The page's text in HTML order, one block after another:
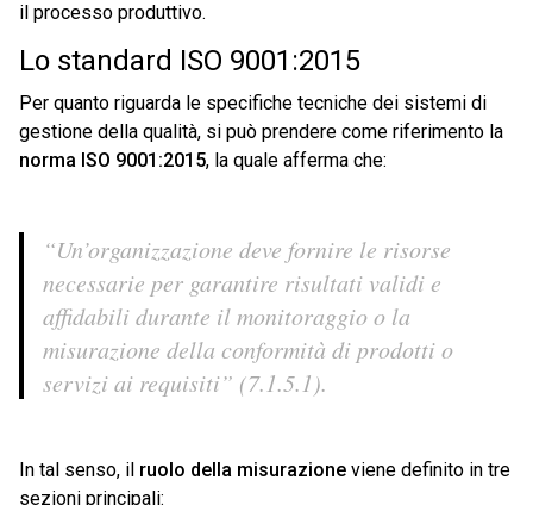
il processo produttivo.
Lo standard ISO 9001:2015
Per quanto riguarda le specifiche tecniche dei sistemi di
gestione della qualità, si può prendere come riferimento la
norma ISO 9001:2015, la quale afferma che:
“Un’organizzazione deve fornire le risorse
necessarie per garantire risultati validi e
affidabili durante il monitoraggio o la
misurazione della conformità di prodotti o
servizi ai requisiti” (7.1.5.1).
In tal senso, il ruolo della misurazione viene definito in tre
sezioni principali: